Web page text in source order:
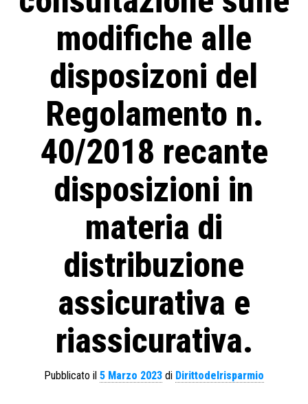
modifiche alle
disposizoni del
Regolamento n.
40/2018 recante
disposizioni in
materia di
distribuzione
assicurativa e
riassicurativa.
Pubblicato il 5 Marzo 2023 di Dirittodelrisparmio